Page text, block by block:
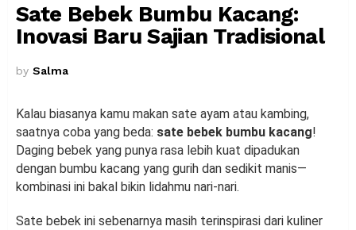
Sate Bebek Bumbu Kacang:
Inovasi Baru Sajian Tradisional
by Salma
Kalau biasanya kamu makan sate ayam atau kambing,
saatnya coba yang beda: sate bebek bumbu kacang!
Daging bebek yang punya rasa lebih kuat dipadukan
dengan bumbu kacang yang gurih dan sedikit manis—
kombinasi ini bakal bikin lidahmu nari-nari.
Sate bebek ini sebenarnya masih terinspirasi dari kuliner